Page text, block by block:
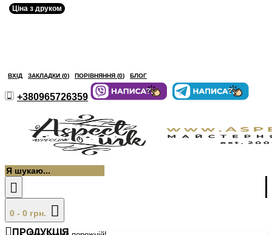
ВХІД ЗАКЛАДКИ (0) ПОРІВНЯННЯ (0) БЛОГ
+380965726359
0 - 0 грн.
ПРОДУКЦІЯ
Ціна з друком